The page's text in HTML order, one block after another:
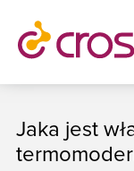
Jaka jest